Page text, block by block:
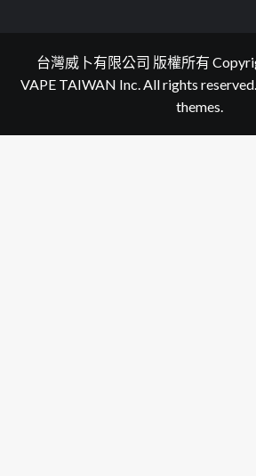
台灣威卜有限公司 版權所有
VAPE TAIWAN Inc. All rights reserved.
themes.